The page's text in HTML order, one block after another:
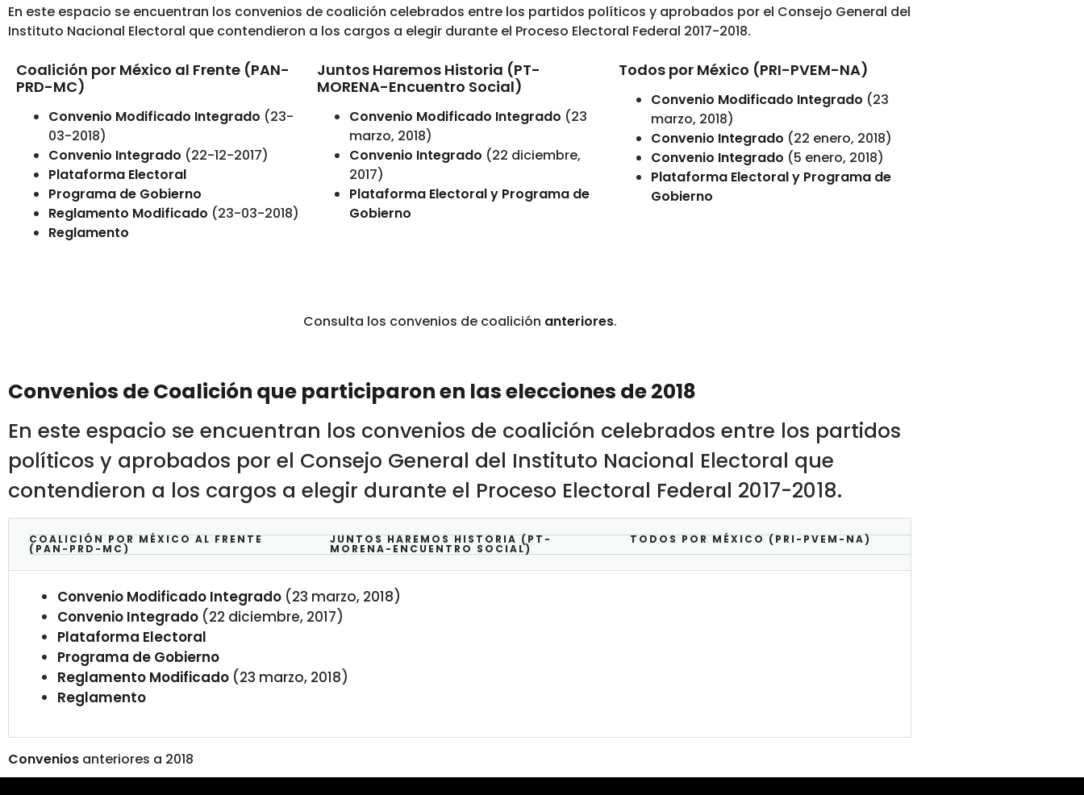
En este espacio se encuentran los convenios de coalición celebrados entre los partidos políticos y aprobados por el Consejo General del
Instituto Nacional Electoral que contendieron a los cargos a elegir durante el Proceso Electoral Federal 2017-2018.
Coalición por México al Frente (PAN-
PRD-MC)
Convenio Modificado Integrado (23-
03-2018)
Convenio Integrado (22-12-2017)
Plataforma Electoral
Programa de Gobierno
Reglamento Modificado (23-03-2018)
Reglamento
Juntos Haremos Historia (PT-
MORENA-Encuentro Social)
Convenio Modificado Integrado (23
marzo, 2018)
Convenio Integrado (22 diciembre,
2017)
Plataforma Electoral y Programa de
Gobierno
Todos por México (PRI-PVEM-NA)
Convenio Modificado Integrado (23
marzo, 2018)
Convenio Integrado (22 enero, 2018)
Convenio Integrado (5 enero, 2018)
Plataforma Electoral y Programa de
Gobierno
Consulta los convenios de coalición anteriores.
Convenios de Coalición que participaron en las elecciones de 2018
En este espacio se encuentran los convenios de coalición celebrados entre los partidos
políticos y aprobados por el Consejo General del Instituto Nacional Electoral que
contendieron a los cargos a elegir durante el Proceso Electoral Federal 2017-2018.
COALICIÓN POR MÉXICO AL FRENTE
(PAN-PRD-MC)
JUNTOS HAREMOS HISTORIA (PT-
MORENA-ENCUENTRO SOCIAL)
TODOS POR MÉXICO (PRI-PVEM-NA)
Convenio Modificado Integrado (23 marzo, 2018)
Convenio Integrado (22 diciembre, 2017)
Plataforma Electoral
Programa de Gobierno
Reglamento Modificado (23 marzo, 2018)
Reglamento
Convenios anteriores a 2018